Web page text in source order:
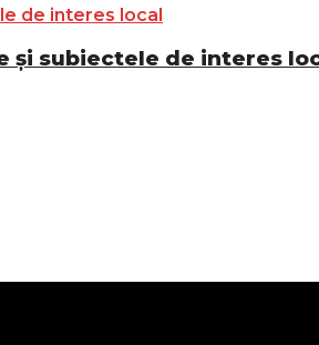
și subiectele de interes